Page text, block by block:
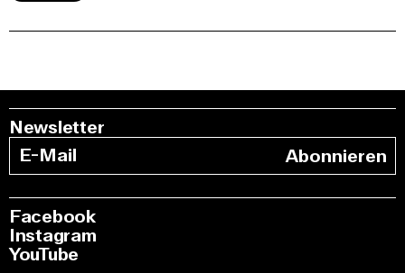
Newsletter
Abonnieren
Facebook
Instagram
YouTube